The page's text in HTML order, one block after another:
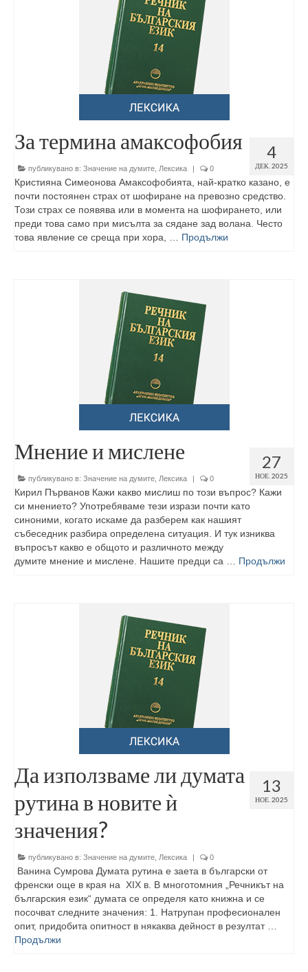
4
ДЕК. 2025
За термина амаксофобия
публикувано в: Значение на думите Лексика | 0
Кристияна Симеонова Амаксофобията, най-кратко казано, е
почти постоянен страх от шофиране на превозно средство.
Този страх се появява или в момента на шофирането, или
преди това само при мисълта за сядане зад волана. Често
това явление се среща при хора, … Продължи
27
НОЕ. 2025
Мнение и мислене
публикувано в: Значение на думите Лексика | 0
Кирил Първанов Кажи какво мислиш по този въпрос? Кажи
си мнението? Употребяваме тези изрази почти като
синоними, когато искаме да разберем как нашият
събеседник разбира определена ситуация. И тук изниква
въпросът какво е общото и различното между
думите мнение и мислене. Нашите предци са … Продължи
13
НОЕ. 2025
Да използваме ли думата
рутина в новите ѝ
значения?
публикувано в: Значение на думите Лексика | 0
Ванина Сумрова Думата рутина е заета в български от
френски още в края на ХIХ в. В многотомния „Речникът на
българския език“ думата се определя като книжна и се
посочват следните значения: 1. Натрупан професионален
опит, придобита опитност в някаква дейност в резултат …
Продължи